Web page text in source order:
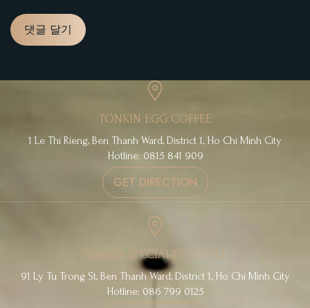
TONKIN EGG COFFEE
1 Le Thi Rieng, Ben Thanh Ward, District 1, Ho Chi Minh City
Hotline: 0815 841 909
GET DIRECTION
TONKIN SPECIALTY COFFEE
91 Ly Tu Trong St, Ben Thanh Ward, District 1, Ho Chi Minh City
Hotline: 086 799 0125